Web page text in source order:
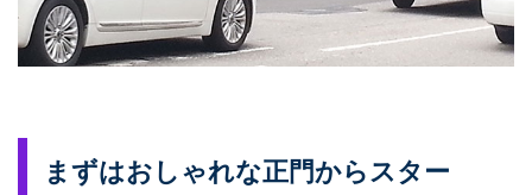
まずはおしゃれな正門からスター